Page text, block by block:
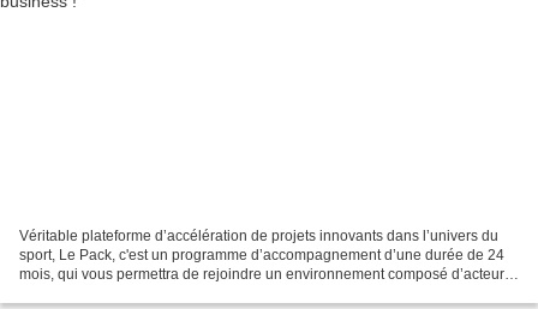
Véritable plateforme d’accélération de projets innovants dans l’univers du
sport, Le Pack, c'est un programme d’accompagnement d’une durée de 24
mois, qui vous permettra de rejoindre un environnement composé d’acteurs